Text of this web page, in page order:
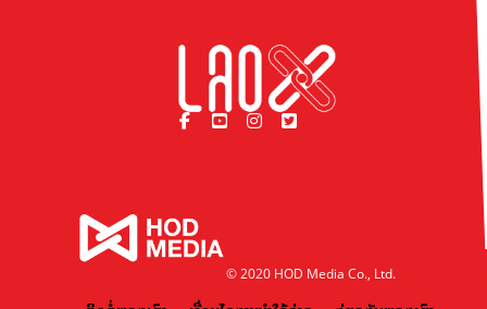
© 2020 HOD Media Co., Ltd.